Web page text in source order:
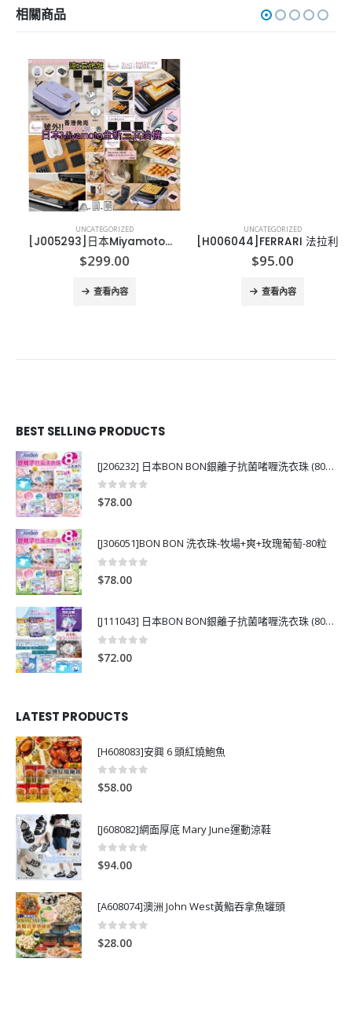
相關商品
UNCATEGORIZED
[J005293]日本Miyamoto全新三文治機 連3套烤盤
299.00
查看內容
UNCATEGORIZED
[H006044]FERRARI 法拉利足球, 2小童/5大人
95.00
查看內容
BEST SELLING PRODUCTS
[J206232] 日本BON BON銀離子抗菌啫喱洗衣珠 (80粒)
0out of 5
$78.00
[J306051]BON BON 洗衣珠-牧場+爽+玫瑰葡萄-80粒
0out of 5
$78.00
[J111043] 日本BON BON銀離子抗菌啫喱洗衣珠 (80粒)
0
$72.00
LATEST PRODUCTS
[H608083]安興 6 頭紅燒鮑魚
0out of 5
$58.00
[J608082]網面厚底 Mary June運動涼鞋
0 out of 5
$94.00
[A608074]澳洲 John West黃鮨吞拿魚罐頭
0 out of 5
$28.00